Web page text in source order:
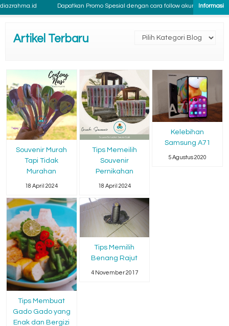
Dapatkan Promo Spesial dengan cara follow akun instragram
Artikel Terbaru
Souvenir Murah
Tapi Tidak
Murahan
18 April 2024
Tips Memeilih
Souvenir
Pernikahan
18 April 2024
Kelebihan
Samsung A71
5 Agustus 2020
Tips Membuat
Gado Gado yang
Enak dan Bergizi
Tips Memilih
Benang Rajut
4 November 2017